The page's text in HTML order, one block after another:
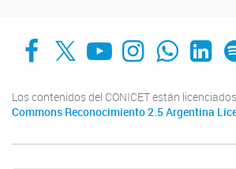
Facebook
X YouTube
Instagram
Whats App
Los contenidos del CONICET están
Commons Reconocimiento 2.5 Argentina